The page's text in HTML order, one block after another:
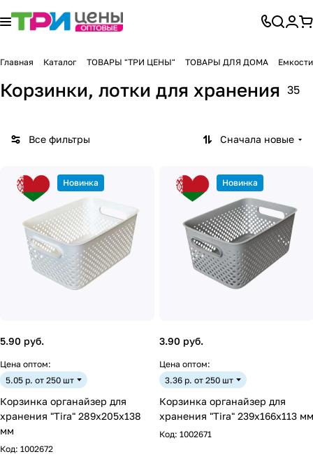
Главная Каталог ТОВАРЫ "ТРИ ЦЕНЫ" ТОВАРЫ ДЛЯ ДОМА
Корзинки, лотки для хранения 35
Все фильтры Сначала новые
Новинка
5.90 руб.
Цена оптом:
5.05 р. от 250 шт
Корзинка органайзер для
хранения "Tira" 289х205х138
мм
Код: 1002672
Новинка
3.90 руб.
Цена оптом:
3.36 р. от 250 шт
Корзинка органайзер для
хранения "Tira" 239х166х113 мм
Код: 1002671